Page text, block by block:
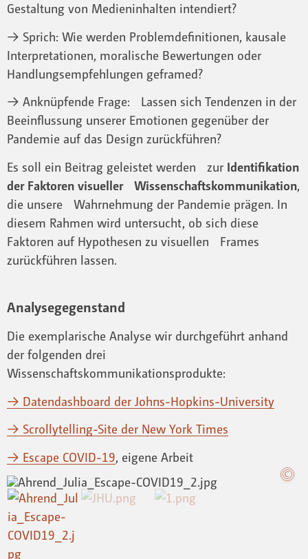
Gestaltung von Medieninhalten intendiert?
→ Sprich: Wie werden Problemdefinitionen, kausale
Interpretationen, moralische Bewertungen oder
Handlungsempfehlungen geframed?
→ Anknüpfende Frage: Lassen sich Tendenzen in der
Beeinflussung unserer Emotionen gegenüber der
Pandemie auf das Design zurückführen?
Es soll ein Beitrag geleistet werden zur Identifikation
der Faktoren visueller Wissenschaftskommunikation,
die unsere Wahrnehmung der Pandemie prägen. In
diesem Rahmen wird untersucht, ob sich diese
Faktoren auf Hypothesen zu visuellen Frames
zurückführen lassen.
Analysegegenstand
Die exemplarische Analyse wir durchgeführt anhand
der folgenden drei
Wissenschaftskommunikationsprodukte:
→ Datendashboard der Johns-Hopkins-University
→ Scrollytelling-Site der New York Times
→ Escape COVID-19, eigene Arbeit